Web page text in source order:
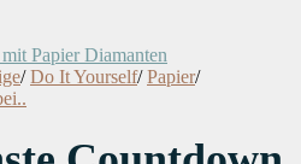
/ Do It Yourself/ Papier/